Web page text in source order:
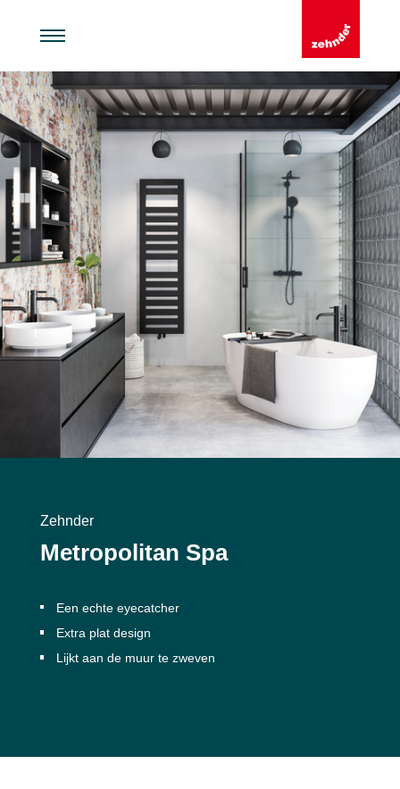
Zehnder
Metropolitan Spa
Een echte eyecatcher
Extra plat design
Lijkt aan de muur te zweven